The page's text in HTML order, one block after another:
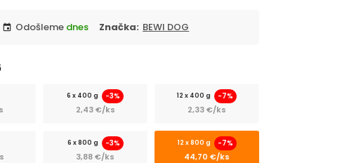
event Odošleme dnes Značka: BEWI DOG
6 x 400 g -3%
2,43 €/ks
12 x 400 g -7%
2,33 €/ks
6 x 800 g -3%
3,88 €/ks
12 x 800 g -7%
44,70 €/ks